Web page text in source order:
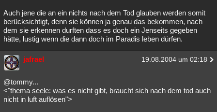
Auch jene die an ein nichts nach dem Tod glauben werden somit
berücksichtigt, denn sie können ja genau das bekommen, nach
dem sie erkennen durften dass es doch ein Jenseits gegeben
hätte, lustig wenn die dann doch im Paradis leben dürfen.
jafrael 19.08.2004 um 02:18
@tommy...
<"thema seele: was es nicht gibt, braucht sich nach dem tod auch
nicht in luft auflösen">